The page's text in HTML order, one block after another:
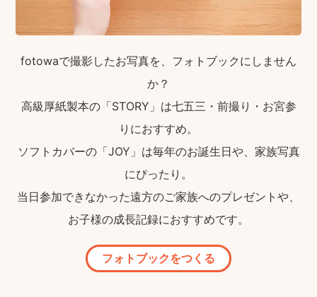
fotowaで撮影したお写真を、フォトブックにしません
か？
高級厚紙製本の「STORY」は七五三・前撮り・お宮参
りにおすすめ。
ソフトカバーの「JOY」は毎年のお誕生日や、家族写真
にぴったり。
当日参加できなかった遠方のご家族へのプレゼントや、
お子様の成長記録におすすめです。
フォトブックをつくる